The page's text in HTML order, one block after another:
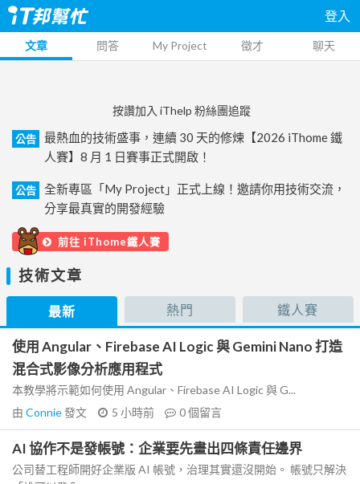
登入
文章 問答 My Project 徵才 聊天
按讚加入 iThelp 粉絲團追蹤
公告
最熱血的技術盛事，連續 30 天的修煉【2026 iThome 鐵
人賽】8 月 1 日賽事正式開啟！
公告
全新專區「My Project」正式上線！邀請你用技術交流，
分享最真實的開發經驗
前往 iThome鐵人賽
技術文章
最新 熱門 鐵人賽
使用 Angular、Firebase AI Logic 與 Gemini Nano 打造
混合式影像分析應用程式
本教學將示範如何使用 Angular、Firebase AI Logic 與 G...
由 Connie發文 5 小時前 0個留言
AI 協作不是發帳號：企業要先畫出四條責任邊界
公司替工程師開好企業版 AI 帳號，治理其實還沒開始。 帳號只解決